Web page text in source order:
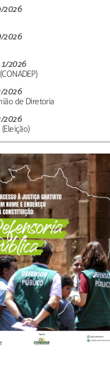
2026
2026
2026
2026
de Diretoria
2026
(Eleição)